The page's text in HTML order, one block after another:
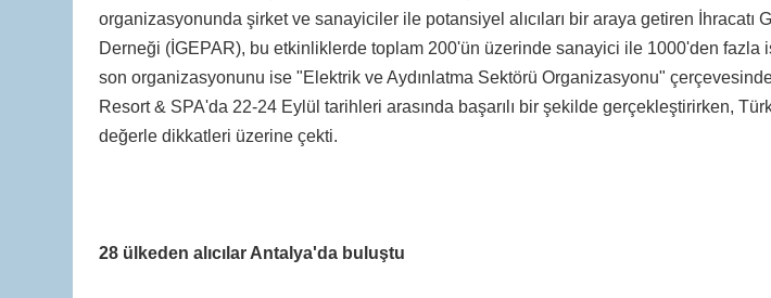
organizasyonunda şirket ve sanayiciler ile potansiyel alıcıları bir araya getiren İhracatı
Derneği (İGEPAR), bu etkinliklerde toplam 200'ün üzerinde sanayici ile 1000'den fazla
son organizasyonunu ise "Elektrik ve Aydınlatma Sektörü Organizasyonu"
Resort & SPA'da 22-24 Eylül tarihleri arasında başarılı bir şekilde gerçekleştirirken,
değerle dikkatleri üzerine çekti.
28 ülkeden alıcılar Antalya'da buluştu